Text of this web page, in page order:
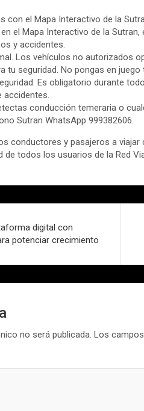
con el Mapa Interactivo de la
el Mapa Interactivo de la
y accidentes.
Los vehículos no autorizados
tu seguridad. No pongas en
Es obligatorio durante
accidentes.
conducción temeraria o
Sutran WhatsApp 999382606.
conductores y pasajeros a
de todos los usuarios de la Red
digital con
potenciar crecimiento
no será publicada. Los